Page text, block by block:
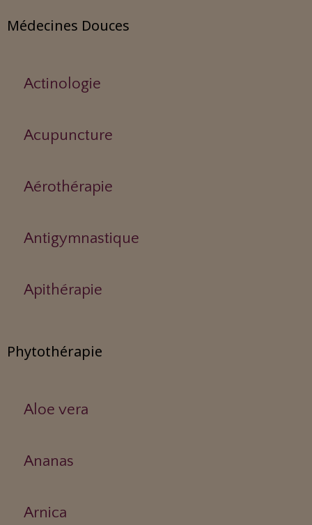
Médecines Douces
Actinologie
Acupuncture
Aérothérapie
Antigymnastique
Apithérapie
Phytothérapie
Aloe vera
Ananas
Arnica